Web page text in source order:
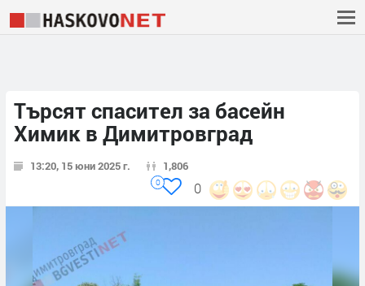
Търсят спасител за басейн
Химик в Димитровград
13:20, 15 юни 2025 г. 1,806
0
0